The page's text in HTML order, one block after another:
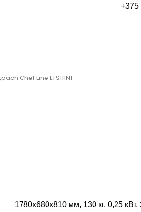
+375
Chef Line LTS111NT
1780х680х810 мм, 130 кг, 0,25